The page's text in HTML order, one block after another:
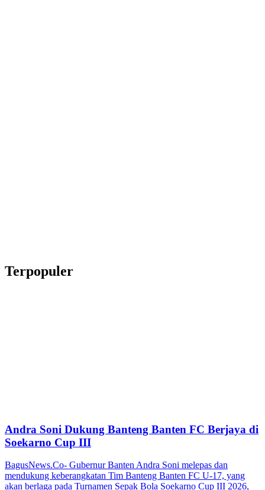
Terpopuler
Andra Soni Dukung Banteng Banten FC Berjaya di
Soekarno Cup III
BagusNews.Co- Gubernur Banten Andra Soni melepas dan
mendukung keberangkatan Tim Banteng Banten FC U-17, yang
akan berlaga pada Turnamen Sepak Bola Soekarno Cup III 2026,